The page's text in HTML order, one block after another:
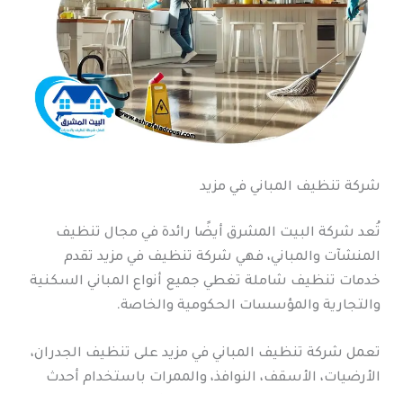
شركة تنظيف المباني في مزيد
تُعد شركة البيت المشرق أيضًا رائدة في مجال تنظيف
المنشآت والمباني، فهي شركة تنظيف في مزيد تقدم
خدمات تنظيف شاملة تغطي جميع أنواع المباني السكنية
والتجارية والمؤسسات الحكومية والخاصة.
تعمل شركة تنظيف المباني في مزيد على تنظيف الجدران،
الأرضيات، الأسقف، النوافذ، والممرات باستخدام أحدث